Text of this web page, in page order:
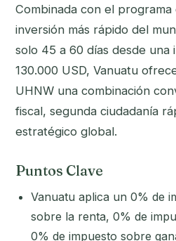
Combinada con el
inversión más rápido del
solo 45 a 60 días desde una
130.000 USD, Vanuatu
UHNW una combinación
fiscal, segunda ciudadanía
estratégico global.
Puntos Clave
Vanuatu aplica un 0% de
sobre la renta, 0% de
0% de impuesto sobre